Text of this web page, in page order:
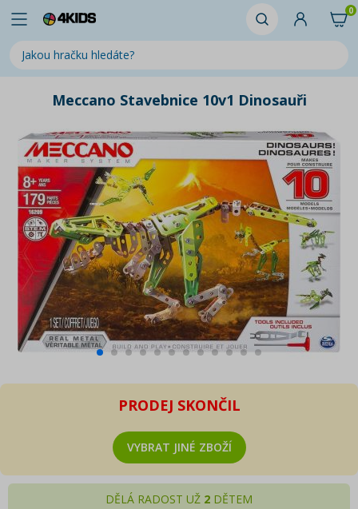
0
Meccano Stavebnice 10v1 Dinosauři
PRODEJ SKONČIL
VYBRAT JINÉ ZBOŽÍ
DĚLÁ RADOST UŽ 2 DĚTEM